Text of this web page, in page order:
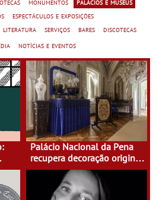
espectáculos e exposições
literatura serviços bares
discotecas
notícias e eventos
Palácio Nacional da Pena
recupera decoração original
da Sala de Visitas